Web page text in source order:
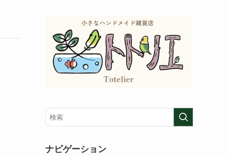
ナビゲーション